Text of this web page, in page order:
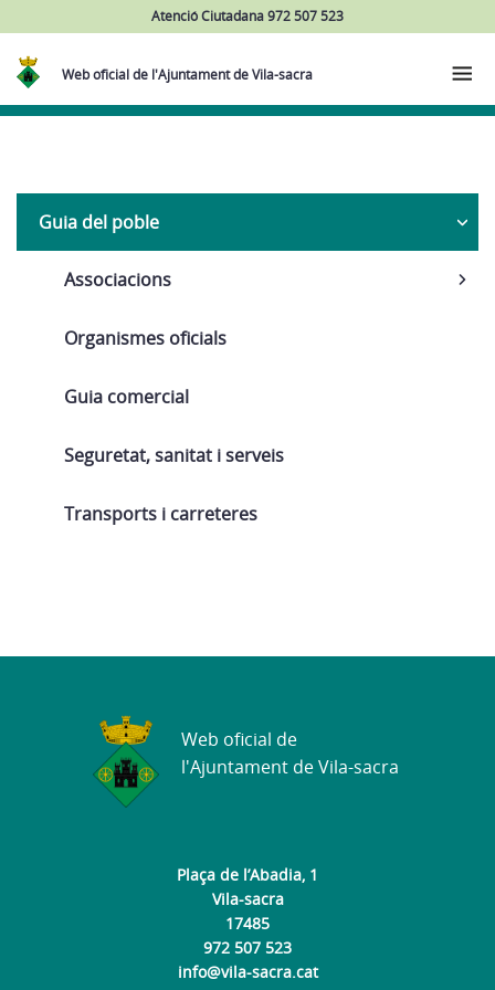
Atenció Ciutadana 972 507 523
Web oficial de l'Ajuntament de Vila-sacra
Navega
Guia del poble
Associacions
Organismes oficials
Guia comercial
Seguretat, sanitat i serveis
Transports i carreteres
Plaça de l’Abadia, 1
Vila-sacra
17485
972 507 523
info@vila-sacra.cat
Web oficial de
l'Ajuntament de Vila-sacra